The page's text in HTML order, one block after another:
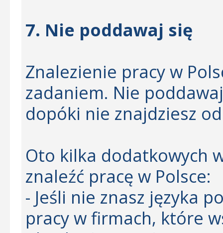
7. Nie poddawaj się
Znalezienie pracy w
zadaniem. Nie
dopóki nie znajdziesz
Oto kilka dodatkowych
znaleźć pracę w Polsce:
- Jeśli nie znasz języka
pracy w firmach, które